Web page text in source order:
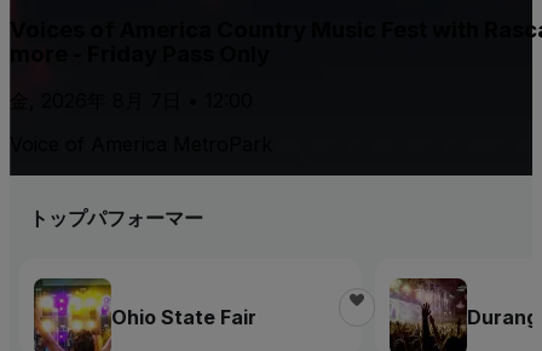
Voices of America Country Music Fest with
トップパフォーマー
Ohio State Fair